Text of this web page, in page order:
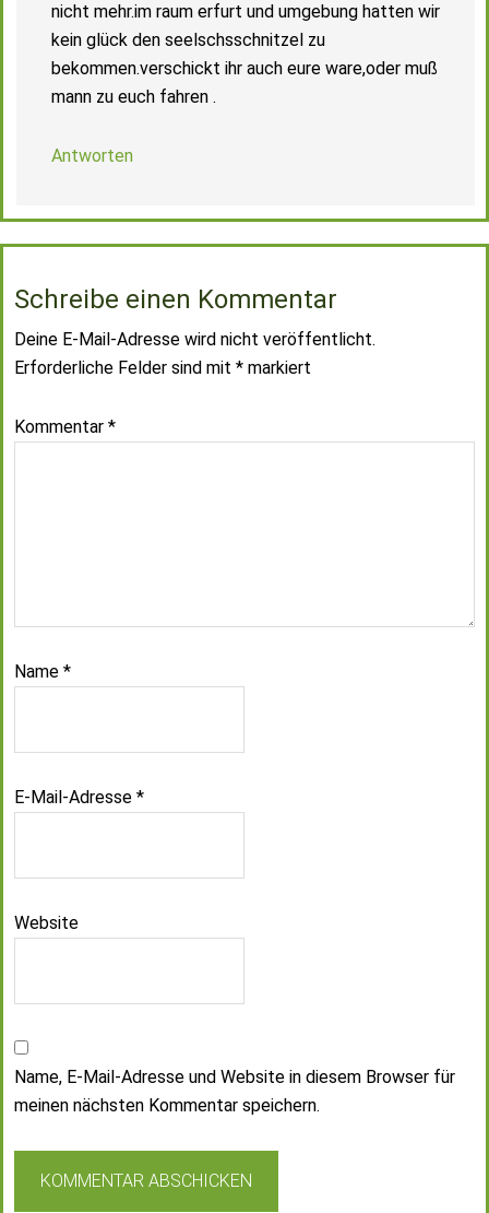
nicht mehr.im raum erfurt und umgebung hatten wir
kein glück den seelschsschnitzel zu
bekommen.verschickt ihr auch eure ware,oder muß
mann zu euch fahren .
Antworten
Schreibe einen Kommentar
Deine E-Mail-Adresse wird nicht veröffentlicht.
Erforderliche Felder sind mit * markiert
Kommentar *
Name *
E-Mail-Adresse *
Website
Name, E-Mail-Adresse und Website in diesem Browser für
meinen nächsten Kommentar speichern.